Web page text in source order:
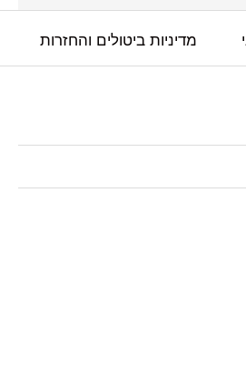
מדיניות ביטולים והחזרות